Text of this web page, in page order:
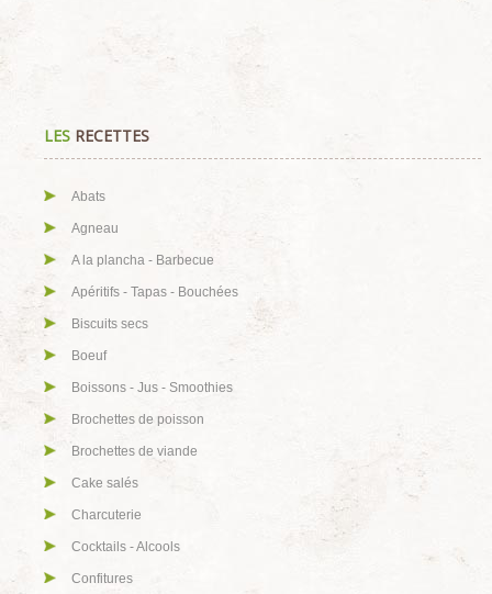
LES RECETTES
Abats
Agneau
A la plancha - Barbecue
Apéritifs - Tapas - Bouchées
Biscuits secs
Boeuf
Boissons - Jus - Smoothies
Brochettes de poisson
Brochettes de viande
Cake salés
Charcuterie
Cocktails - Alcools
Confitures